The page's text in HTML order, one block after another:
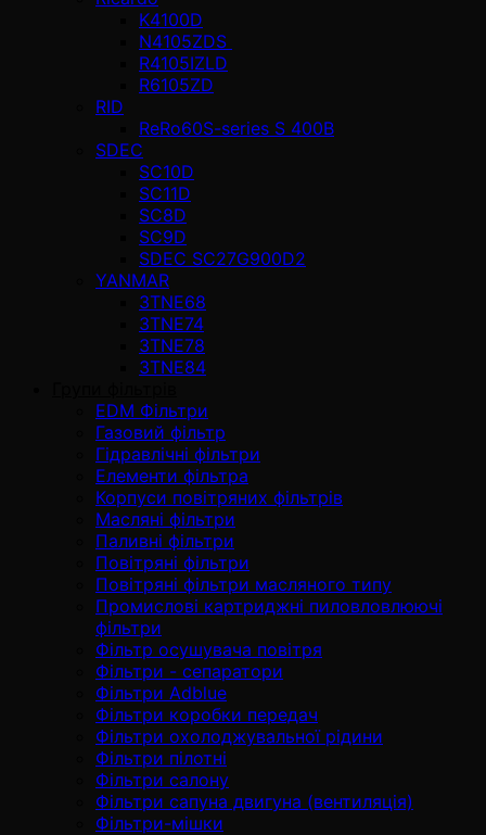
K4100D
N4105ZDS
R4105IZLD
R6105ZD
RID
ReRo60S-series S 400В
SDEC
SC10D
SC11D
SC8D
SC9D
SDEC SC27G900D2
YANMAR
3TNE68
3TNE74
3TNE78
3TNE84
EDM Фільтри
Газовий фільтр
Гідравлічні фільтри
Елементи фільтра
Корпуси повітряних фільтрів
Масляні фільтри
Паливні фільтри
Повітряні фільтри
Повітряні фільтри масляного типу
Промислові картриджні пиловловлюючі
фільтри
Фільтр осушувача повітря
Фільтри - сепаратори
Фільтри Adblue
Фільтри коробки передач
Фільтри охолоджувальної рідини
Фільтри пілотні
Фільтри салону
Фільтри сапуна двигуна (вентиляція)
Фільтри-мішки